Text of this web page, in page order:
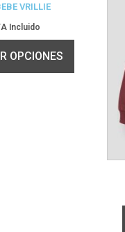
VRILLIE
Incluido
OPCIONES